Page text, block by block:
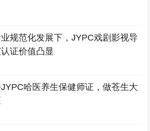
规范化发展下，JYPC戏剧影视导
证价值凸显
哈医养生保健师证，做苍生大